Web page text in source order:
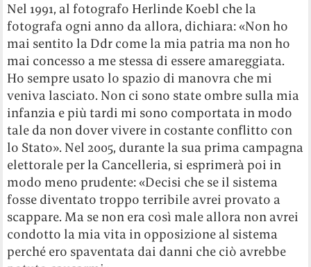
Nel 1991, al fotografo Herlinde Koebl che la
fotografa ogni anno da allora, dichiara: «Non ho
mai sentito la Ddr come la mia patria ma non ho
mai concesso a me stessa di essere amareggiata.
Ho sempre usato lo spazio di manovra che mi
veniva lasciato. Non ci sono state ombre sulla mia
infanzia e più tardi mi sono comportata in modo
tale da non dover vivere in costante conflitto con
lo Stato». Nel 2005, durante la sua prima campagna
elettorale per la Cancelleria, si esprimerà poi in
modo meno prudente: «Decisi che se il sistema
fosse diventato troppo terribile avrei provato a
scappare. Ma se non era così male allora non avrei
condotto la mia vita in opposizione al sistema
perché ero spaventata dai danni che ciò avrebbe